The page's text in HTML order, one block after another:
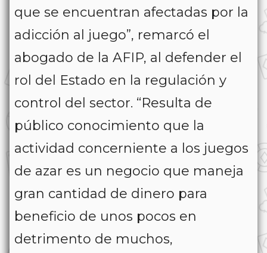
que se encuentran afectadas por la
adicción al juego”, remarcó el
abogado de la AFIP, al defender el
rol del Estado en la regulación y
control del sector. “Resulta de
público conocimiento que la
actividad concerniente a los juegos
de azar es un negocio que maneja
gran cantidad de dinero para
beneficio de unos pocos en
detrimento de muchos,